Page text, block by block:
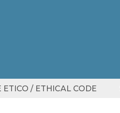
ETICO / ETHICAL CODE